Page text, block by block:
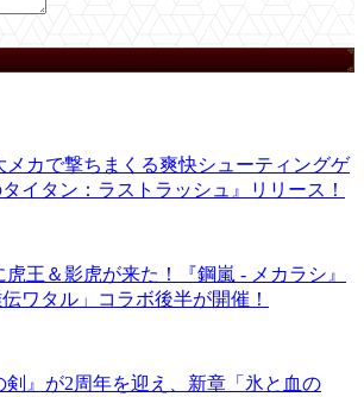
メカで撃ちまくる爽快シューティングゲ
イタン：ラストラッシュ』リリース！
虎王＆影虎が来た！『鋼嵐 - メカラシ』
ワタル」コラボ後半が開催！
剣』が2周年を迎え、新章「氷と血の